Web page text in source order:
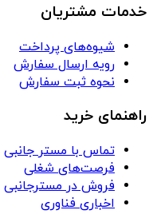
خدمات مشتریان
شیوه‌های پرداخت
رویه ارسال سفارش
نحوه ثبت سفارش
راهنمای خرید
تماس با مستر جانبی
فرصت‌های شغلی
فروش در مسترجانبی
اخباری فناوری